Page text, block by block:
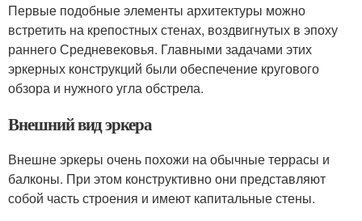
Первые подобные элементы архитектуры можно
встретить на крепостных стенах, воздвигнутых в эпоху
раннего Средневековья. Главными задачами этих
эркерных конструкций были обеспечение кругового
обзора и нужного угла обстрела.
Внешний вид эркера
Внешне эркеры очень похожи на обычные террасы и
балконы. При этом конструктивно они представляют
собой часть строения и имеют капитальные стены.